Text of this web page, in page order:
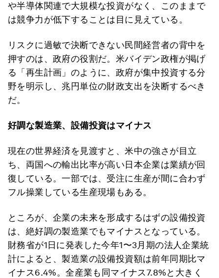
や半導体関連で大規模な投資がなく、このままで
は競争力が低下することは目に見えている。
リスクに過敏で決断できない民間経営者の背中を
押すのは、政府の役割だ。米バイデン政権が掲げ
る「再生計画」のように、政府が集中投資する分
野を明示し、兆円単位の財政支出を決断するべき
だ。
好調な製造業、設備投資はマイナス
現在の世界経済を見渡すと、米中の強さが目立
ち、両国への輸出比率が高い日本企業は業績が回
復している。一部では、受注に生産が間に合わず
フル操業している生産現場もある。
ところが、企業の未来を形成するはずの設備投資
は、絶好調の製造業でもマイナスとなっている。
財務省が1日に発表した今年1〜3月期の法人企業統
計によると、製造業の設備投資額は前年同期比マ
イナス6.4%。全産業も同マイナス7.8%と大きく